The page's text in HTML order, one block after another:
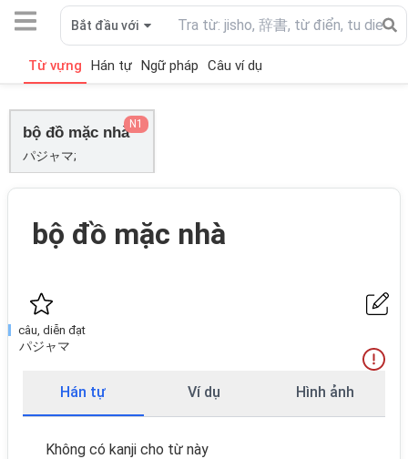
Bắt đầu với
Từ vựng Hán tự Ngữ pháp Câu ví dụ
bộ đồ mặc nhà
パジャマ;
N1
bộ đồ mặc nhà
câu, diễn đạt
パジャマ
Hán tự Ví dụ Hình ảnh
Không có kanji cho từ này